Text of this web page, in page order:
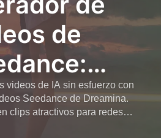
de
el texto
en
videos de IA sin esfuerzo con
Seedance de Dreamina.
clips atractivos para redes